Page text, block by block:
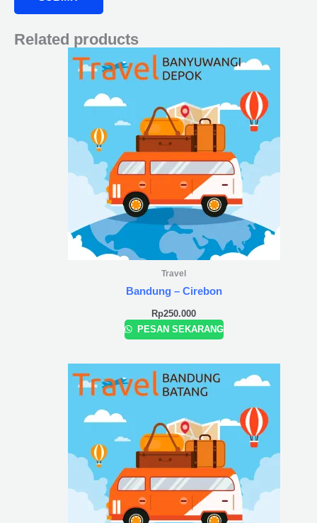
Related products
Travel
Bandung – Cirebon
Rp250.000
PESAN SEKARANG